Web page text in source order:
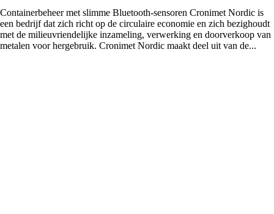
Containerbeheer met slimme Bluetooth-sensoren Cronimet Nordic is
een bedrijf dat zich richt op de circulaire economie en zich bezighoudt
met de milieuvriendelijke inzameling, verwerking en doorverkoop van
metalen voor hergebruik. Cronimet Nordic maakt deel uit van de...